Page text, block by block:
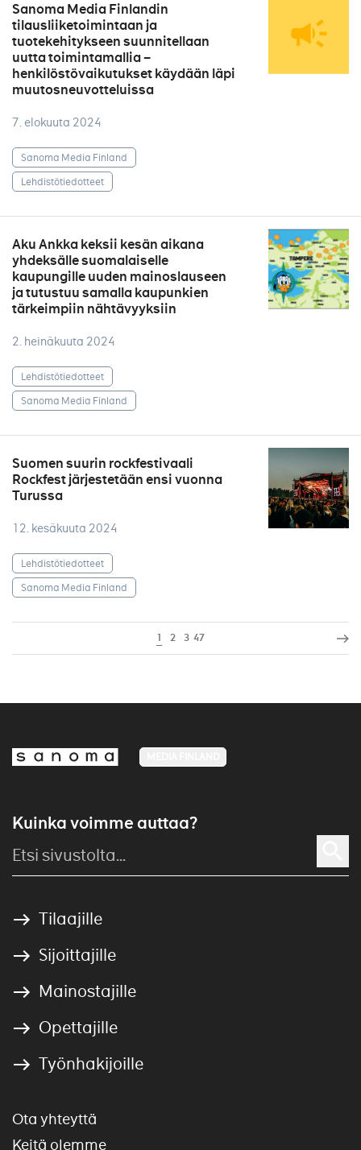
Sanoma Media Finlandin
tilausliiketoimintaan ja
tuotekehitykseen suunnitellaan
uutta toimintamallia –
henkilöstövaikutukset käydään läpi
muutosneuvotteluissa
7. elokuuta 2024
Sanoma Media Finland
Lehdistötiedotteet
Aku Ankka keksii kesän aikana
yhdeksälle suomalaiselle
kaupungille uuden mainoslauseen
ja tutustuu samalla kaupunkien
tärkeimpiin nähtävyyksiin
2. heinäkuuta 2024
Lehdistötiedotteet
Sanoma Media Finland
Suomen suurin rockfestivaali
Rockfest järjestetään ensi vuonna
Turussa
12. kesäkuuta 2024
Lehdistötiedotteet
Sanoma Media Finland
1 2 3 47
Kuinka voimme auttaa?
Tilaajille
Sijoittajille
Mainostajille
Opettajille
Työnhakijoille
Ota yhteyttä
Keitä olemme